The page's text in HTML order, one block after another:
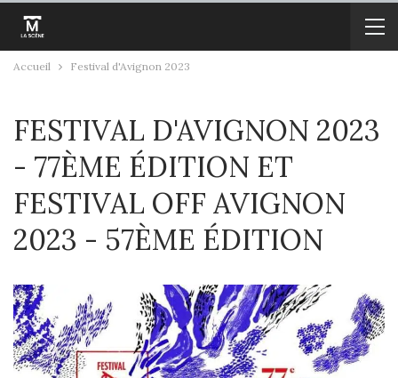
Accueil Festival d'Avignon 2023
FESTIVAL D'AVIGNON 2023
- 77ÈME ÉDITION ET
FESTIVAL OFF AVIGNON
2023 - 57ÈME ÉDITION